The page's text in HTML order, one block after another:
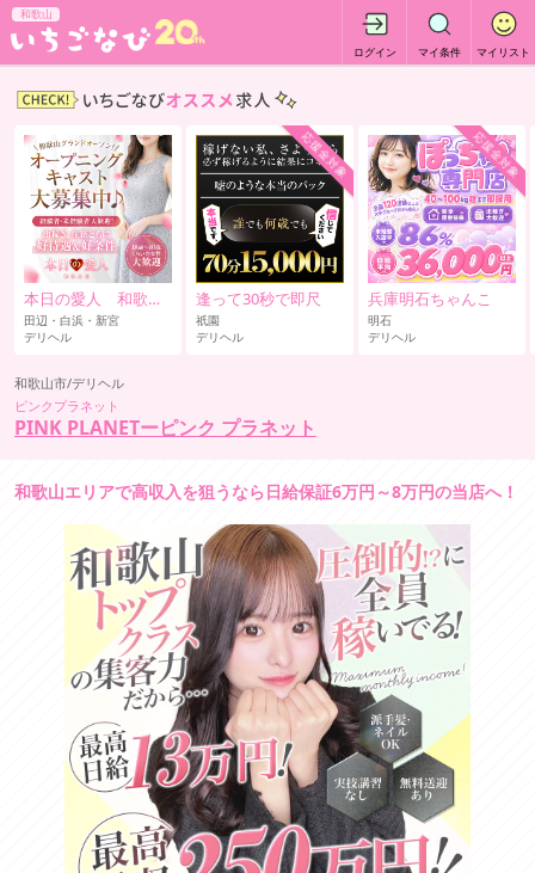
和歌山
ログイン マイ条件 マイリスト
本日の愛人 和歌山店
田辺・白浜・新宮
デリヘル
応援金対象
逢って30秒で即尺
祇園
デリヘル
応援金対象
兵庫明石ちゃんこ
明石
デリヘル
和歌山市/デリヘル
ピンクプラネット
PINK PLANETーピンク プラネット
和歌山エリアで高収入を狙うなら日給保証6万円～8万円の当店へ！